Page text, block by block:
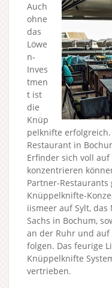
Auch
ohne
das
Löwe
n-
Inves
tmen
t ist
die
Knüp
pelknifte
Restaurant in
Erfinder sich voll
konzentrieren
Partner-
Knüppelknifte-
iismeer auf Sylt, das
Sachs in Bochum,
an der Ruhr und auf
folgen. Das feurige
Knüppelknifte
vertrieben.